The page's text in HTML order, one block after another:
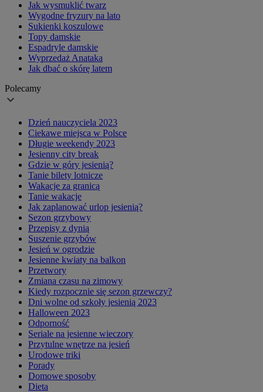
Jak wysmuklić twarz
Wygodne fryzury na lato
Sukienki koszulowe
Topy damskie
Espadryle damskie
Wyprzedaż Anataka
Jak dbać o skórę latem
Polecamy
Dzień nauczyciela 2023
Ciekawe miejsca w Polsce
Długie weekendy 2023
Jesienny city break
Gdzie w góry jesienią?
Tanie bilety lotnicze
Wakacje za granicą
Tanie wakacje
Jak zaplanować urlop jesienią?
Sezon grzybowy
Przepisy z dynią
Suszenie grzybów
Jesień w ogrodzie
Jesienne kwiaty na balkon
Przetwory
Zmiana czasu na zimowy
Kiedy rozpocznie się sezon grzewczy?
Dni wolne od szkoły jesienią 2023
Halloween 2023
Odporność
Seriale na jesienne wieczory
Przytulne wnętrze na jesień
Urodowe triki
Porady
Domowe sposoby
Dieta